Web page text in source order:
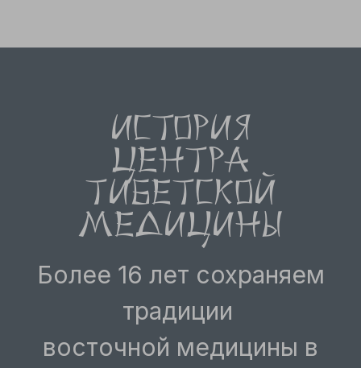
история
центра
тибетской
медицины
Более 16 лет сохраняем
традиции
восточной медицины в